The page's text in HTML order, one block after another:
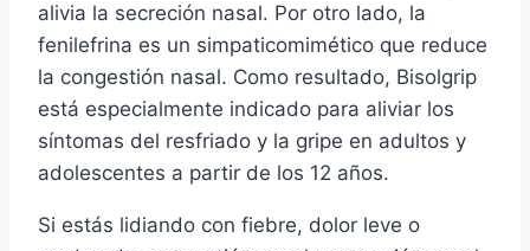
alivia la secreción nasal. Por otro lado, la
fenilefrina es un simpaticomimético que reduce
la congestión nasal. Como resultado, Bisolgrip
está especialmente indicado para aliviar los
síntomas del resfriado y la gripe en adultos y
adolescentes a partir de los 12 años.
Si estás lidiando con fiebre, dolor leve o